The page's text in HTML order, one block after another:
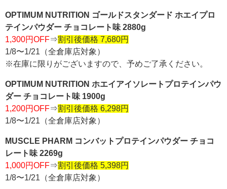
OPTIMUM NUTRITION ゴールドスタンダード ホエイプロ
テインパウダー チョコレート味 2880g
1,300円OFF⇒割引後価格 7,680円
1/8〜1/21（全倉庫店対象）
※在庫に限りがございますので、予めご了承ください。
OPTIMUM NUTRITION ホエイアイソレートプロテインパウ
ダー チョコレート味 1900g
1,200円OFF⇒割引後価格 6,298円
1/8〜1/21（全倉庫店対象）
MUSCLE PHARM コンバットプロテインパウダー チョコ
レート味 2269g
1,000円OFF⇒割引後価格 5,398円
1/8〜1/21（全倉庫店対象）